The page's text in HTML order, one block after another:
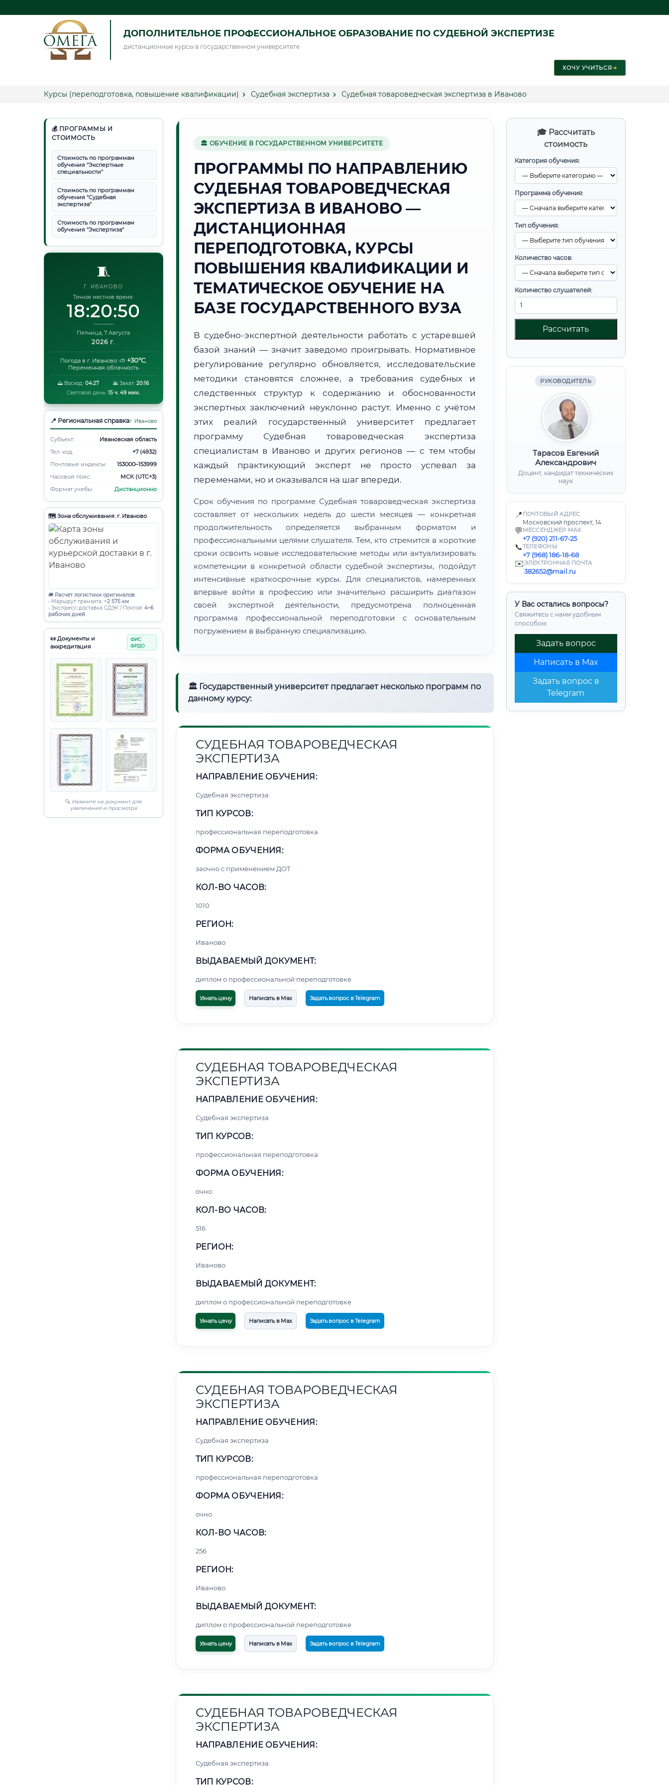
ДОПОЛНИТЕЛЬНОЕ ПРОФЕССИОНАЛЬНОЕ ОБРАЗОВАНИЕ ПО СУДЕБНОЙ ЭКСПЕРТИЗЕ
дистанционные курсы в государственном университете
ХОЧУ УЧИТЬСЯ➜
Курсы (переподготовка, повышение квалификации) Судебная экспертиза Судебная товароведческая экспертиза в Иваново
💰 ПРОГРАММЫ И
СТОИМОСТЬ
Стоимость по программам
обучения "Экспертные
специальности"
Стоимость по программам
обучения "Судебная
экспертиза"
Стоимость по программам
обучения "Экспертиза"
🧵
Г. ИВАНОВО
Точное местное время:
18:20:50
Пятница, 7 Августа
2026 г.
Погода в г. Иваново: ⛅ +30°C,
Переменная облачность
🌅 Восход:04:27 🌇 Закат: 20:16
Световой день: 15 ч. 49 мин.
📍 Региональная справкаг. Иваново
Субъект:
Ивановская область
Тел. код:
+7 (4932)
Почтовые индексы:
153000–153999
Часовой пояс:
МСК (UTC+3)
Формат учебы:
Дистанционно
🗺️ Зона обслуживания: г. Иваново
🚚 Расчет логистики оригиналов:
• Маршрут транзита: ~2 575 км
• Экспресс-доставка СДЭК / Почтой: 4–6
рабочих дней
📜 Документы и
аккредитация
ФИС
ФРДО
🔍 Нажмите на документ для
увеличения и просмотра
🎓 Рассчитать
стоимость
Категория обучения:
Программа обучения:
Тип обучения:
Количество часов:
Количество слушателей:
Рассчитать
РУКОВОДИТЕЛЬ
Тарасов Евгений
Александрович
Доцент, кандидат технических
наук
📍 ПОЧТОВЫЙ АДРЕС
Московский проспект, 14
💬 МЕССЕНДЖЕР MAX
+7 (920) 211-67-25
📞ТЕЛЕФОНЫ
+7 (968) 186-18-68
✉️ЭЛЕКТРОННАЯ ПОЧТА
382652@mail.ru
У Вас остались вопросы?
Свяжитесь с нами удобным
способом:
Задать вопрос
Написать в Max
Задать вопрос в
Telegram
🏛 ОБУЧЕНИЕ В ГОСУДАРСТВЕННОМ УНИВЕРСИТЕТЕ
ПРОГРАММЫ ПО НАПРАВЛЕНИЮ
СУДЕБНАЯ ТОВАРОВЕДЧЕСКАЯ
ЭКСПЕРТИЗА В ИВАНОВО —
ДИСТАНЦИОННАЯ
ПЕРЕПОДГОТОВКА, КУРСЫ
ПОВЫШЕНИЯ КВАЛИФИКАЦИИ И
ТЕМАТИЧЕСКОЕ ОБУЧЕНИЕ НА
БАЗЕ ГОСУДАРСТВЕННОГО ВУЗА
В судебно-экспертной деятельности работать с устаревшей
базой знаний — значит заведомо проигрывать. Нормативное
регулирование регулярно обновляется, исследовательские
методики становятся сложнее, а требования судебных и
следственных структур к содержанию и обоснованности
экспертных заключений неуклонно растут. Именно с учётом
этих реалий государственный университет предлагает
программу Судебная товароведческая экспертиза
специалистам в Иваново и других регионов — с тем чтобы
каждый практикующий эксперт не просто успевал за
переменами, но и оказывался на шаг впереди.
Срок обучения по программе Судебная товароведческая экспертиза
составляет от нескольких недель до шести месяцев — конкретная
продолжительность определяется выбранным форматом и
профессиональными целями слушателя. Тем, кто стремится в короткие
сроки освоить новые исследовательские методы или актуализировать
компетенции в конкретной области судебной экспертизы, подойдут
интенсивные краткосрочные курсы. Для специалистов, намеренных
впервые войти в профессию или значительно расширить диапазон
своей экспертной деятельности, предусмотрена полноценная
программа профессиональной переподготовки с основательным
погружением в выбранную специализацию.
🏛 Государственный университет предлагает несколько программ по
данному курсу:
СУДЕБНАЯ ТОВАРОВЕДЧЕСКАЯ
ЭКСПЕРТИЗА
НАПРАВЛЕНИЕ ОБУЧЕНИЯ:
Судебная экспертиза
ТИП КУРСОВ:
профессиональная переподготовка
ФОРМА ОБУЧЕНИЯ:
заочно с применением ДОТ
КОЛ-ВО ЧАСОВ:
1010
РЕГИОН:
Иваново
ВЫДАВАЕМЫЙ ДОКУМЕНТ:
диплом о профессиональной переподготовке
Узнать цену Написать в Max Задать вопрос в Telegram
СУДЕБНАЯ ТОВАРОВЕДЧЕСКАЯ
ЭКСПЕРТИЗА
НАПРАВЛЕНИЕ ОБУЧЕНИЯ:
Судебная экспертиза
ТИП КУРСОВ:
профессиональная переподготовка
ФОРМА ОБУЧЕНИЯ:
очно
КОЛ-ВО ЧАСОВ:
516
РЕГИОН:
Иваново
ВЫДАВАЕМЫЙ ДОКУМЕНТ:
диплом о профессиональной переподготовке
Узнать цену Написать в Max Задать вопрос в Telegram
СУДЕБНАЯ ТОВАРОВЕДЧЕСКАЯ
ЭКСПЕРТИЗА
НАПРАВЛЕНИЕ ОБУЧЕНИЯ:
Судебная экспертиза
ТИП КУРСОВ:
профессиональная переподготовка
ФОРМА ОБУЧЕНИЯ:
очно
КОЛ-ВО ЧАСОВ:
256
РЕГИОН:
Иваново
ВЫДАВАЕМЫЙ ДОКУМЕНТ:
диплом о профессиональной переподготовке
Узнать цену Написать в Max Задать вопрос в Telegram
СУДЕБНАЯ ТОВАРОВЕДЧЕСКАЯ
ЭКСПЕРТИЗА
НАПРАВЛЕНИЕ ОБУЧЕНИЯ:
Судебная экспертиза
ТИП КУРСОВ: